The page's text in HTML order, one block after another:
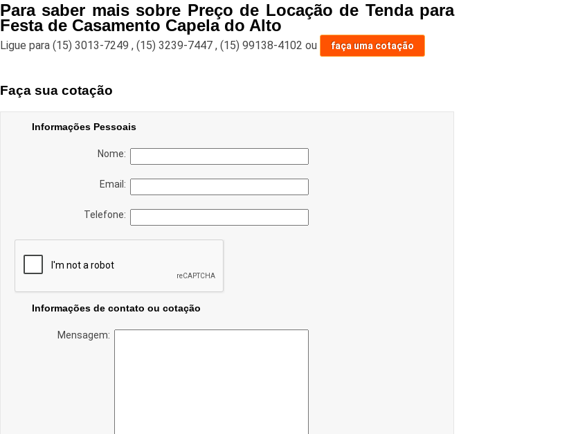
Para saber mais sobre Preço de Locação de Tenda para
Festa de Casamento Capela do Alto
Ligue para (15) 3013-7249 , (15) 3239-7447 , (15) 99138-4102 ou faça uma cotação
Faça sua cotação
Informações Pessoais
Nome:
Email:
Telefone:
Informações de contato ou cotação
Mensagem: